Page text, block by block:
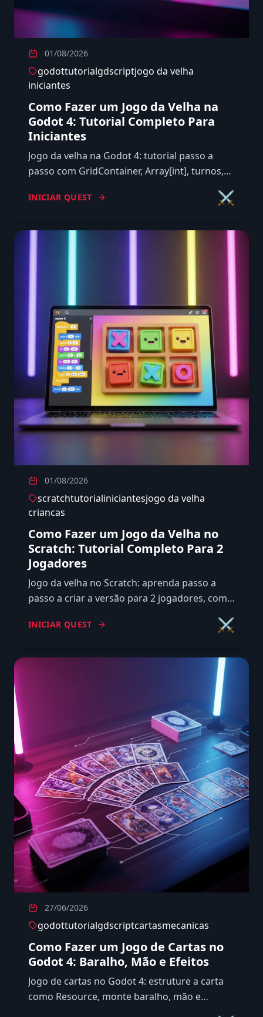
01/08/2026
godottutorialgdscriptjogo da velha
iniciantes
Como Fazer um Jogo da Velha na
Godot 4: Tutorial Completo Para
Iniciantes
Jogo da velha na Godot 4: tutorial passo a
passo com GridContainer, Array[int], turnos,
em GDScript tipado.
INICIAR QUEST ⚔️
01/08/2026
scratchtutorialiniciantesjogo da velha
criancas
Como Fazer um Jogo da Velha no
Scratch: Tutorial Completo Para 2
Jogadores
Jogo da velha no Scratch: aprenda passo a
passo a criar a versão para 2 jogadores, com
botão de reiniciar.
INICIAR QUEST ⚔️
27/06/2026
godottutorialgdscriptcartasmecanicas
Como Fazer um Jogo de Cartas no
Godot 4: Baralho, Mão e Efeitos
Jogo de cartas no Godot 4: estruture a carta
como Resource, monte baralho, mão e